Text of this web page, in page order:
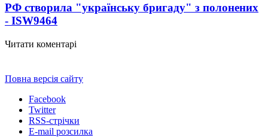
РФ створила "українську бригаду" з полонених
- ISW9464
Читати коментарі
Повна версія сайту
Facebook
Twitter
RSS-стрічки
E-mail розсилка